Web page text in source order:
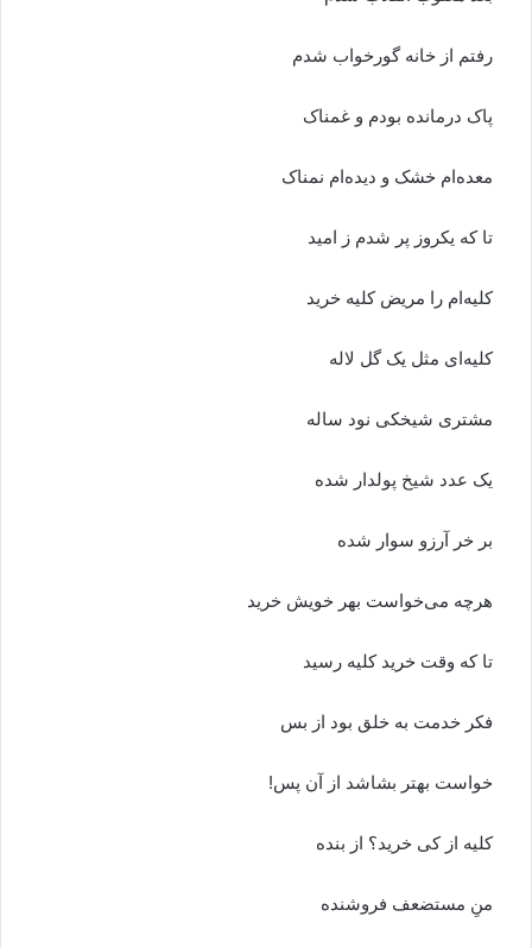
رفتم از خانه گورخواب شدم
پاک درمانده بودم و غمناک
معده‌ام خشک و دیده‌ام نمناک
تا که یکروز پر شدم ز امید
کلیه‌ام را مریض کلیه خرید
کلیه‌ای مثل یک گل لاله
مشتری شیخکی نود ساله
یک عدد شیخ پولدار شده
بر خر آرزو سوار شده
هرچه می‌خواست بهر خویش خرید
تا که وقت خرید کلیه رسید
فکر خدمت به خلق بود از بس
خواست بهتر بشاشد از آن پس!
کلیه از کی خرید؟ از بنده
منِ مستضعف فروشنده